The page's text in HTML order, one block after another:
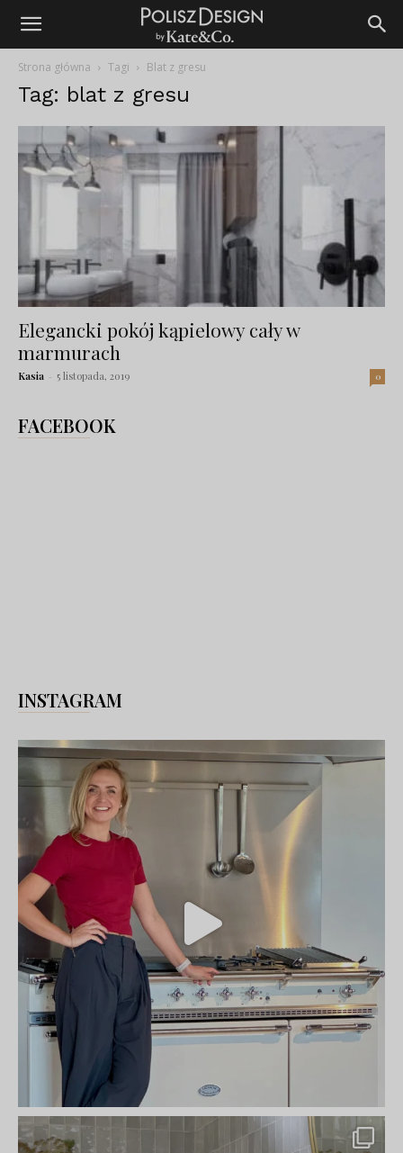
Strona główna Tagi Blat z gresu
Tag: blat z gresu
Elegancki pokój kąpielowy cały w
marmurach
Kasia - 5 listopada, 2019 0
FACEBOOK
INSTAGRAM